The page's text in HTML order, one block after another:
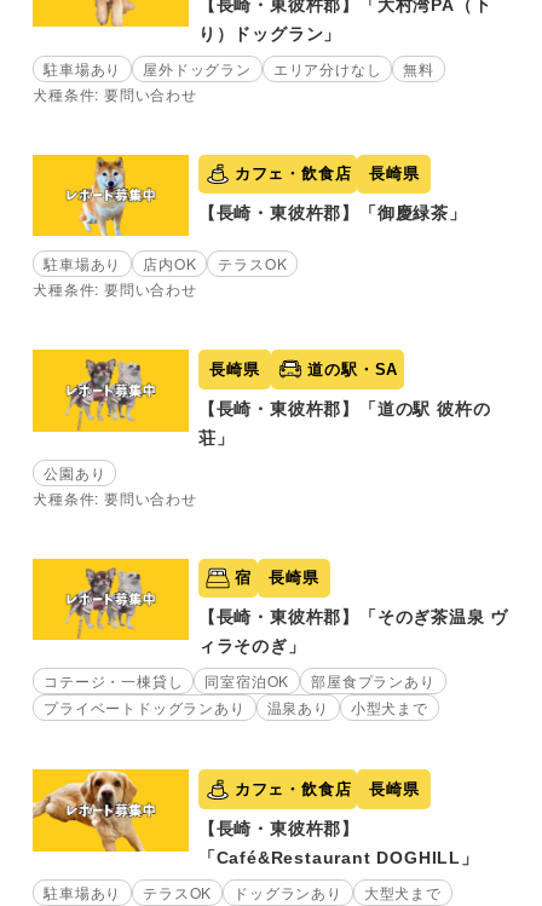
【長崎・東彼杵郡】「大村湾PA（下
り）ドッグラン」
駐車場あり 屋外ドッグラン エリア分けなし
無料
犬種条件: 要問い合わせ
カフェ・飲食店 長崎県
【長崎・東彼杵郡】「御慶緑茶」
駐車場あり 店内OK
テラスOK
犬種条件: 要問い合わせ
長崎県 道の駅・SA
【長崎・東彼杵郡】「道の駅 彼杵の
荘」
公園あり
犬種条件: 要問い合わせ
宿 長崎県
【長崎・東彼杵郡】「そのぎ茶温泉 ヴ
ィラそのぎ」
コテージ・一棟貸し 同室宿泊OK
部屋食プランあり
プライベートドッグランあり
温泉あり 小型犬まで
カフェ・飲食店 長崎県
【長崎・東彼杵郡】
「Café&Restaurant DOGHILL」
駐車場あり テラスOK ドッグランあり 大型犬まで